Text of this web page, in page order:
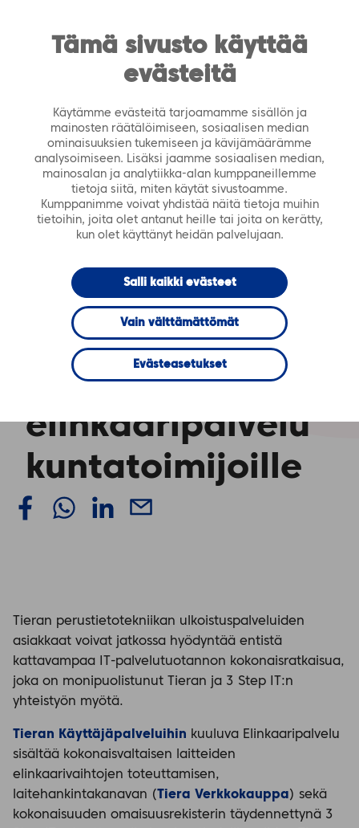
Tämä sivusto käyttää
evästeitä
Käytämme evästeitä tarjoamamme sisällön ja
mainosten räätälöimiseen, sosiaalisen median
ominaisuuksien tukemiseen ja kävijämäärämme
analysoimiseen. Lisäksi jaamme sosiaalisen median,
mainosalan ja analytiikka-alan kumppaneillemme
tietoja siitä, miten käytät sivustoamme.
Kumppanimme voivat yhdistää näitä tietoja muihin
tietoihin, joita olet antanut heille tai joita on kerätty,
kun olet käyttänyt heidän palvelujaan.
Salli kaikki evästeet
Vain välttämättömät
Evästeasetukset
https://tiera.fi/name FI SV
suunnitelmallisesti IT-laitteiden uusimisprosessia –
Työasemien elinkaaripalvelu kuntatoimijoille
TIEDOTTEET 11.9.2018
Hallitse
suunnitelmallisesti
IT-laitteiden
uusimisprosessia
– Työasemien
elinkaaripalvelu
kuntatoimijoille
Tieran perustietotekniikan ulkoistuspalveluiden
asiakkaat voivat jatkossa hyödyntää entistä
kattavampaa IT-palvelutuotannon kokonaisratkaisua,
joka on monipuolistunut Tieran ja 3 Step IT:n
yhteistyön myötä.
Tieran Käyttäjäpalveluihin kuuluva Elinkaaripalvelu
sisältää kokonaisvaltaisen laitteiden
elinkaarivaihtojen toteuttamisen,
laitehankintakanavan (Tiera Verkkokauppa) sekä
kokonaisuuden omaisuusrekisterin täydennettynä 3